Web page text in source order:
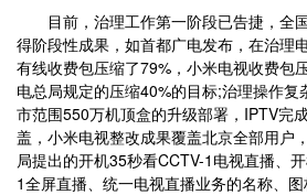
目前，治理工作第一阶段已告捷，全
得阶段性成果，如首都广电发布，在治理
有线收费包压缩了79%，小米电视收费包
电总局规定的压缩40%的目标;治理操作
市范围550万机顶盒的升级部署，IPTV完
盖，小米电视整改成果覆盖北京全部用户
局提出的开机35秒看CCTV-1电视直播、
1全屏直播、统一电视直播业务的名称、